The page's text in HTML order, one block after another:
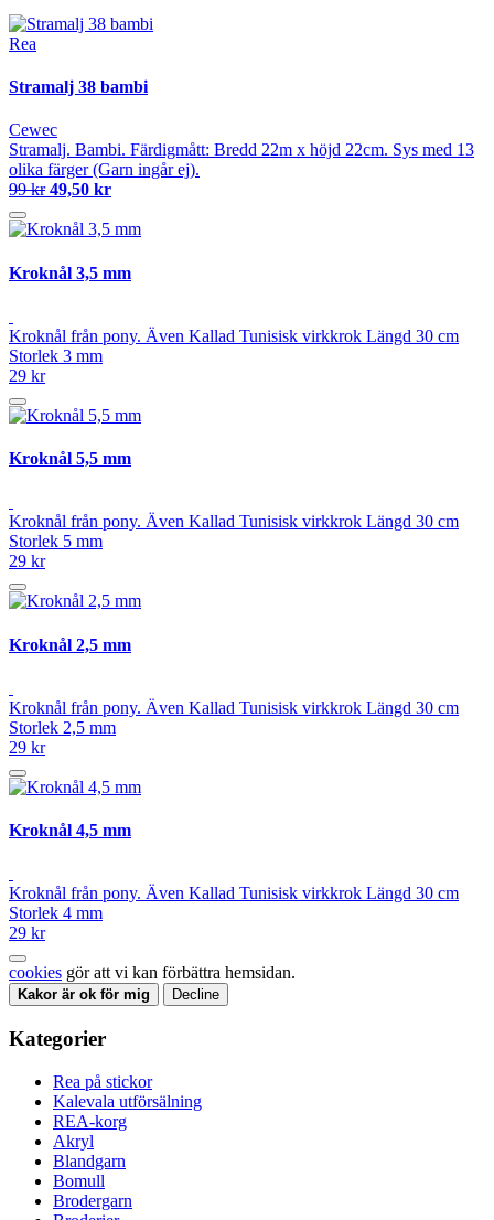
Rea
Stramalj 38 bambi
Cewec
Stramalj. Bambi. Färdigmått: Bredd 22m x höjd 22cm. Sys med 13
olika färger (Garn ingår ej).
99 kr 49,50 kr
Kroknål 3,5 mm
Kroknål från pony. Även Kallad Tunisisk virkkrok Längd 30 cm
Storlek 3 mm
29 kr
Kroknål 5,5 mm
Kroknål från pony. Även Kallad Tunisisk virkkrok Längd 30 cm
Storlek 5 mm
29 kr
Kroknål 2,5 mm
Kroknål från pony. Även Kallad Tunisisk virkkrok Längd 30 cm
Storlek 2,5 mm
29 kr
Kroknål 4,5 mm
Kroknål från pony. Även Kallad Tunisisk virkkrok Längd 30 cm
Storlek 4 mm
29 kr
cookies gör att vi kan förbättra hemsidan.
Kakor är ok för mig Decline
Kategorier
Rea på stickor
Kalevala utförsälning
REA-korg
Akryl
Blandgarn
Bomull
Brodergarn